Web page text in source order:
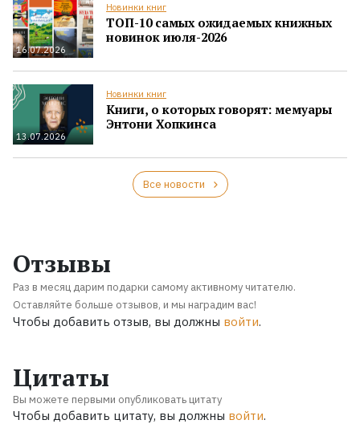
16.07.2026
Новинки книг
ТОП-10 самых ожидаемых книжных
новинок июля-2026
13.07.2026
Новинки книг
Книги, о которых говорят: мемуары
Энтони Хопкинса
Все новости
Отзывы
Раз в месяц дарим подарки самому активному читателю.
Оставляйте больше отзывов, и мы наградим вас!
Чтобы добавить отзыв, вы должны войти.
Цитаты
Вы можете первыми опубликовать цитату
Чтобы добавить цитату, вы должны войти.